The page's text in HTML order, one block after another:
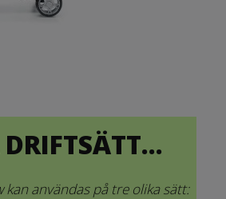
kan användas på tre olika sätt: